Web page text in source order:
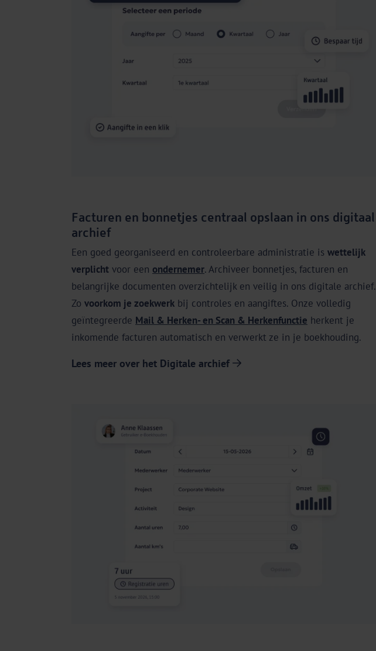
Facturen en bonnetjes centraal opslaan in ons digitaal
archief
Een goed georganiseerd en controleerbare administratie is wettelijk
verplicht voor een ondernemer. Archiveer bonnetjes, facturen en
belangrijke documenten overzichtelijk en veilig in ons digitale archief.
Zo voorkom je zoekwerk bij controles en aangiftes. Onze volledig
geïntegreerde Mail & Herken- en Scan & Herkenfunctie herkent je
inkomende facturen automatisch en verwerkt ze in je boekhouding.
Lees meer over het Digitale archief